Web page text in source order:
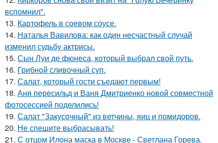
вспомнил".
13. Картофель в соевом соусе.
14. Наталья Вавилова: как один несчастный случай
изменил судьбу актрисы.
15. Сын Луи де фюнеса, который выбрал свой путь.
16. Грибнoй сливочный суп.
17. Салат, который гости съедают первым!
18. Аня пересильд и Ваня Дмитриенко новой совместной
фотосессией поделились!
19. Салат "Закусочный" из ветчины, яиц и помидоров.
20. Не спешите выбрасывать!
21. С отцом Илона маска в Москве - Светлана Горева.